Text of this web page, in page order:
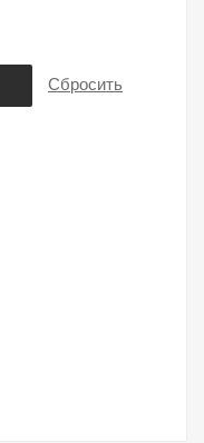
Сбросить